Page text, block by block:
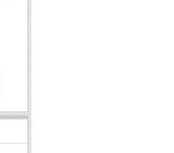
1500 ans, qui
annonce la...